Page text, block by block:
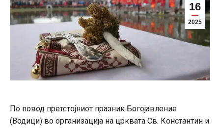
16
2025
По повод претстојниот празник Богојавление
(Водици) во организација на црквата Св. Константин и